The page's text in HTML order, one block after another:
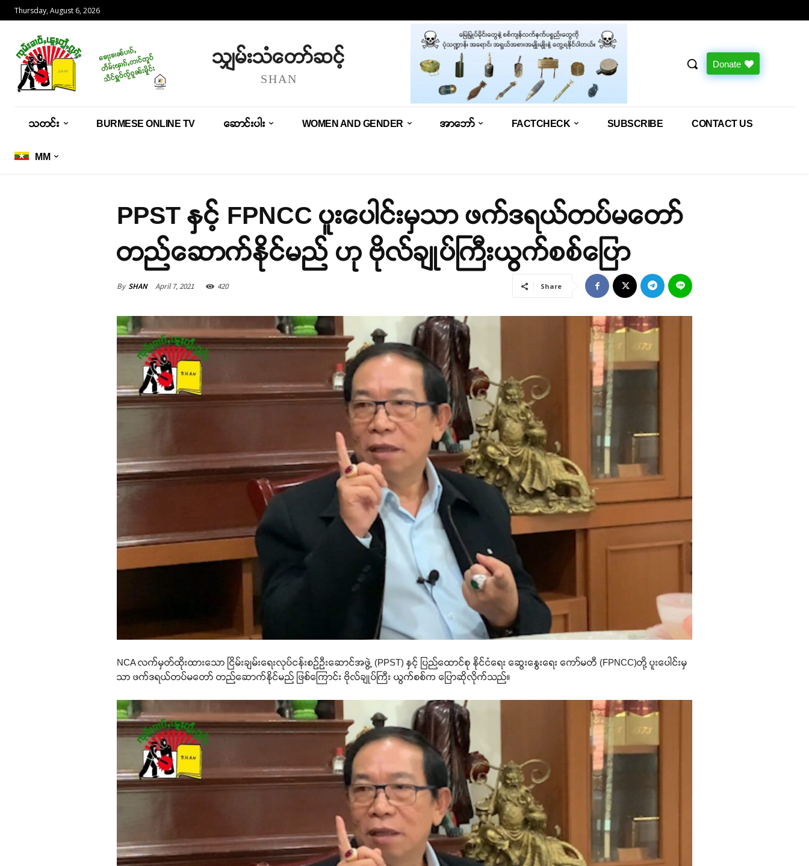
Thursday, August 6, 2026
သျှမ်းသံတော်ဆင့်
SHAN
Donate
သတင်း BURMESE ONLINE TV ဆောင်းပါး WOMEN AND GENDER အာဘော် FACTCHECK SUBSCRIBE CONTACT US
MM
PPST နှင့် FPNCC ပူးပေါင်းမှသာ ဖက်ဒရယ်တပ်မတော်
တည်ဆောက်နိုင်မည် ဟု ဗိုလ်ချုပ်ကြီးယွက်စစ်ပြော
By SHAN April 7, 2021 420 Share
NCA လက်မှတ်ထိုးထားသော ငြိမ်းချမ်းရေးလုပ်ငန်းစဉ်ဦးဆောင်အဖွဲ့ (PPST) နှင့် ပြည်ထောင်စု နိုင်ငံရေး ဆွေးနွေးရေး ကော်မတီ (FPNCC)တို့ ပူးပေါင်းမှ
သာ ဖက်ဒရယ်တပ်မတော် တည်ဆောက်နိုင်မည် ဖြစ်ကြောင်း ဗိုလ်ချုပ်ကြီး ယွက်စစ်က ပြောဆိုလိုက်သည်။